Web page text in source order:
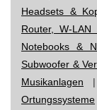
Headsets &
Router, W-LAN
Notebooks &
Subwoofer &
Musikanlagen
Ortungssysteme